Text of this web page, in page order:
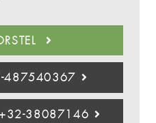
487540367
+32-38087146